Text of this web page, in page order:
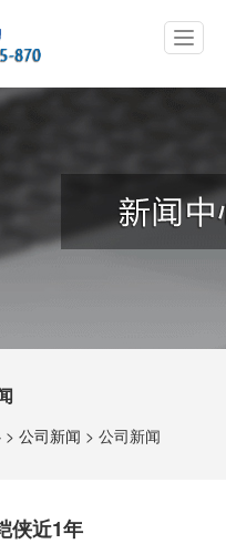
> 公司新闻 > 公司新闻
侠近1年